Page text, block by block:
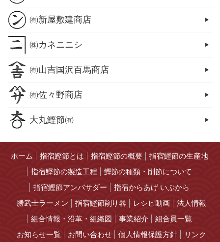
㈲新屋敷建商店
㈱カネニニシ
㈲山吉国沢百馬商店
㈲佐々野商店
大丸鰹節㈲
ホーム 指宿鰹節とは 指宿鰹節の概要
指宿鰹節の生産地
指宿鰹節の製造工程
鰹節の種類・削節について
指宿鰹節アンバサダー
指宿からあげ いぶから
勝武士ラーメン
指宿鰹節削り器 レシピ動画
法人情報
組合情報・沿革・組織図
事業紹介
組合員一覧
お知らせ一覧
お問い合わせ 個人情報保護方針
リンク